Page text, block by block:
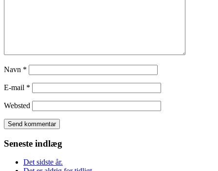
Navn *
E-mail *
Websted
Seneste indlæg
Det sidste år.